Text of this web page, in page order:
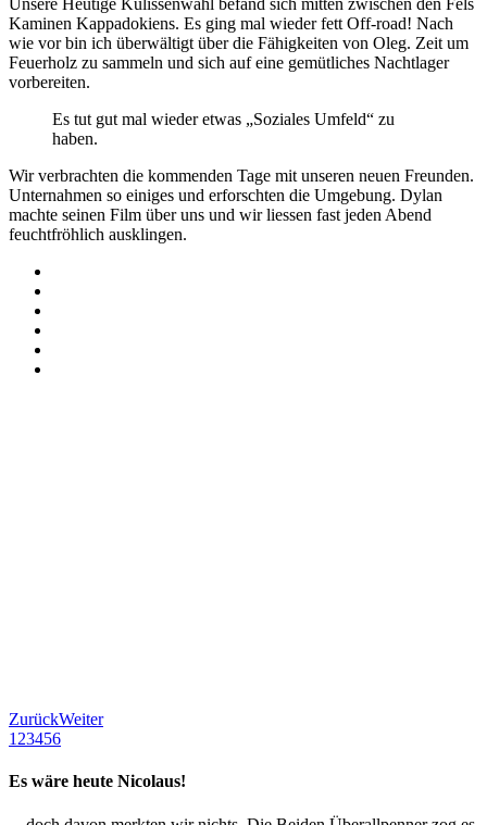
Unsere Heutige Kulissenwahl befand sich mitten zwischen den Fels
Kaminen Kappadokiens. Es ging mal wieder fett Off-road! Nach
wie vor bin ich überwältigt über die Fähigkeiten von Oleg. Zeit um
Feuerholz zu sammeln und sich auf eine gemütliches Nachtlager
vorbereiten.
Es tut gut mal wieder etwas „Soziales Umfeld“ zu
haben.
Wir verbrachten die kommenden Tage mit unseren neuen Freunden.
Unternahmen so einiges und erforschten die Umgebung. Dylan
machte seinen Film über uns und wir liessen fast jeden Abend
feuchtfröhlich ausklingen.
ZurückWeiter
1 23456
Es wäre heute Nicolaus!